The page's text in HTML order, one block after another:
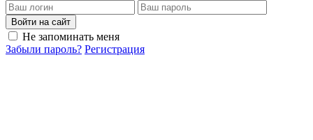
Войти на сайт
Не запоминать меня
Забыли пароль? Регистрация